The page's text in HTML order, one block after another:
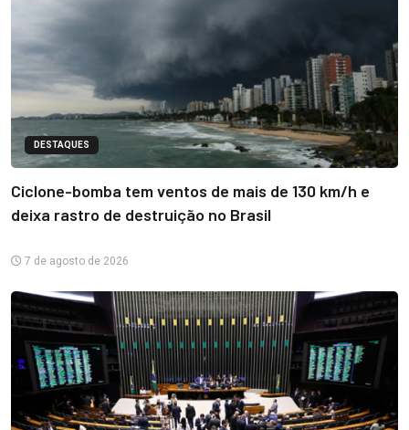
DESTAQUES
Ciclone-bomba tem ventos de mais de 130 km/h e
deixa rastro de destruição no Brasil
7 de agosto de 2026